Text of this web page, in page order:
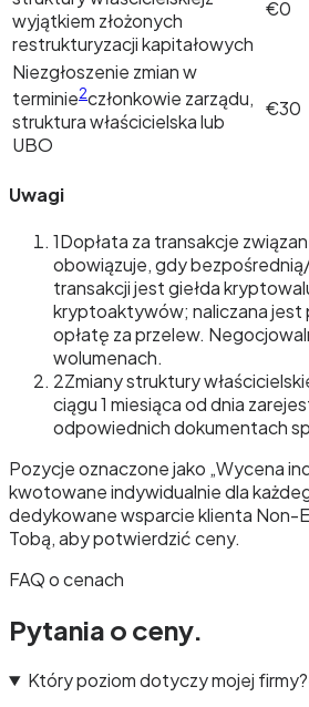
wyjątkiem złożonych
restrukturyzacji kapitałowych
€0
Niezgłoszenie zmian w
terminie2członkowie zarządu,
struktura właścicielska lub
UBO
€30
Uwagi
1Dopłata za transakcje
obowiązuje, gdy
transakcji jest giełda
kryptoaktywów; naliczana
opłatę za przelew.
wolumenach.
2Zmiany struktury
ciągu 1 miesiąca od dnia
odpowiednich dokumentach
Pozycje oznaczone jako „Wycena
kwotowane indywidualnie dla
dedykowane wsparcie klienta Non-
Tobą, aby potwierdzić ceny.
FAQ o cenach
Pytania o ceny.
Który poziom dotyczy mojej firmy?